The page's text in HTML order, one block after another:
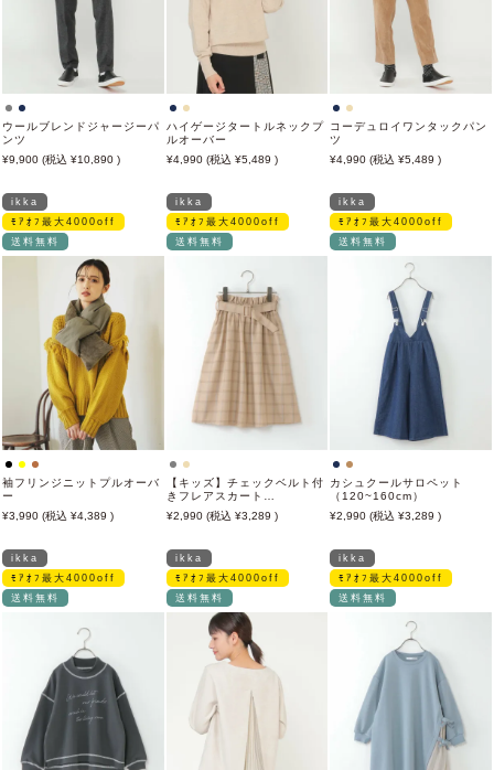
ウールブレンドジャージーパ
ンツ
9,900
10,890
ハイゲージタートルネックプ
ルオーバー
4,990
5,489
コーデュロイワンタックパン
ツ
4,990
5,489
ikka
ﾓｱｵﾌ最大4000off
送料無料
袖フリンジニットプルオーバ
ー
3,990
4,389
ikka
ﾓｱｵﾌ最大4000off
送料無料
【キッズ】チェックベルト付
きフレアスカート
（100~160cm）
2,990 3,289
ikka
ﾓｱｵﾌ最大4000off
送料無料
カシュクールサロペット
（120~160cm）
2,990
3,289
ikka
ﾓｱｵﾌ最大4000off
送料無料
ikka
ﾓｱｵﾌ最大4000off
送料無料
ikka
ﾓｱｵﾌ最大4000off
送料無料